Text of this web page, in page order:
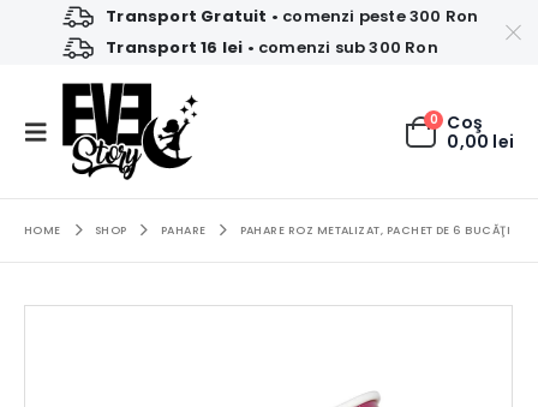
Transport Gratuit • comenzi peste 300 Ron
Transport 16 lei • comenzi sub 300 Ron
0 Coş
0,00 lei
HOME SHOP PAHARE PAHARE ROZ METALIZAT, PACHET DE 6 BUCĂŢI